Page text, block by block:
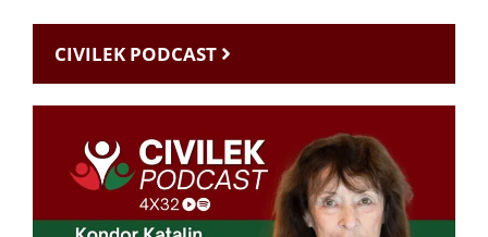
CIVILEK PODCAST